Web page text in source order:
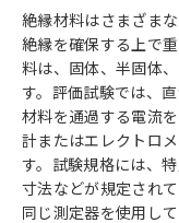
絶縁材料はさまざま
絶縁を確保する上で
料は、固体、半固体
す。評価試験では、
材料を通過する電流
計またはエレクトロ
す。試験規格には、
寸法などが規定され
同じ測定器を使用し